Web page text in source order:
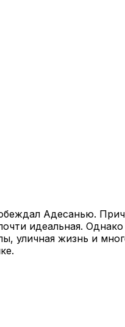
Адесанью.
идеальная.
уличная жизнь и